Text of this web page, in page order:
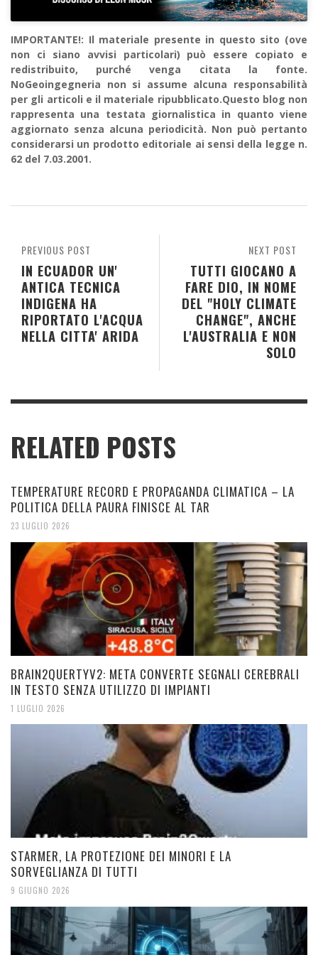
IMPORTANTE!: Il materiale presente in questo sito (ove
non ci siano avvisi particolari) può essere copiato e
redistribuito, purché venga citata la fonte.
NoGeoingegneria non si assume alcuna responsabilità
per gli articoli e il materiale ripubblicato.Questo blog non
rappresenta una testata giornalistica in quanto viene
aggiornato senza alcuna periodicità. Non può pertanto
considerarsi un prodotto editoriale ai sensi della legge n.
62 del 7.03.2001.
NEXT POST
TUTTI GIOCANO A
FARE DIO, IN NOME
DEL "HOLY CLIMATE
CHANGE", ANCHE
L'AUSTRALIA E NON
SOLO
PREVIOUS POST
IN ECUADOR UN'
ANTICA TECNICA
INDIGENA HA
RIPORTATO L'ACQUA
NELLA CITTA' ARIDA
RELATED POSTS
TEMPERATURE RECORD E PROPAGANDA CLIMATICA – LA
POLITICA DELLA PAURA FINISCE AL TAR
23 LUGLIO 2026
BRAIN2QUERTYV2: META CONVERTE SEGNALI CEREBRALI
IN TESTO SENZA UTILIZZO DI IMPIANTI
1 LUGLIO 2026
STARMER, LA PROTEZIONE DEI MINORI E LA
SORVEGLIANZA DI TUTTI
9 GIUGNO 2026